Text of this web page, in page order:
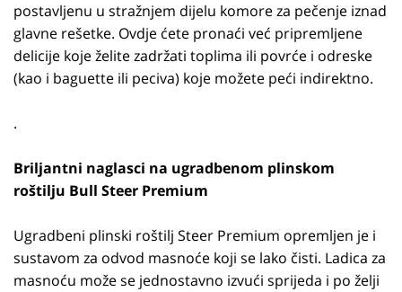
postavljenu u stražnjem dijelu komore za pečenje iznad
glavne rešetke. Ovdje ćete pronaći već pripremljene
delicije koje želite zadržati toplima ili povrće i odreske
(kao i baguette ili peciva) koje možete peći indirektno.
.
Briljantni naglasci na ugradbenom plinskom
roštilju Bull Steer Premium
Ugradbeni plinski roštilj Steer Premium opremljen je i
sustavom za odvod masnoće koji se lako čisti. Ladica za
masnoću može se jednostavno izvući sprijeda i po želji